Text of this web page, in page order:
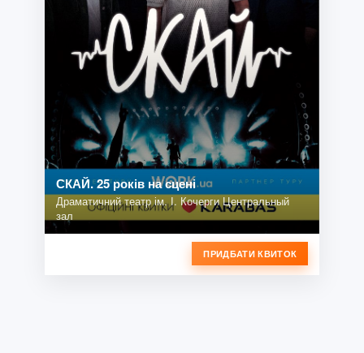
СКАЙ. 25 років на сцені
Драматичний театр ім. І. Кочерги Центральный
зал
ПРИДБАТИ КВИТОК